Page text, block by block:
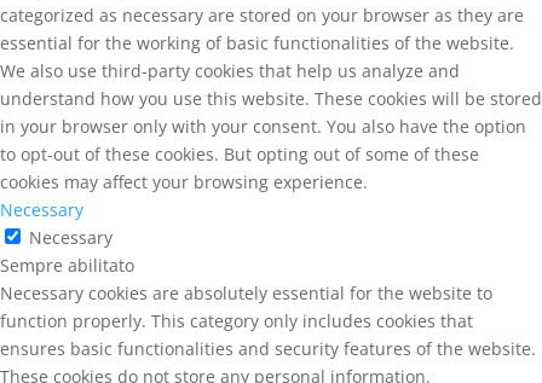
categorized as necessary are stored on your browser as they are
essential for the working of basic functionalities of the website.
We also use third-party cookies that help us analyze and
understand how you use this website. These cookies will be stored
in your browser only with your consent. You also have the option
to opt-out of these cookies. But opting out of some of these
cookies may affect your browsing experience.
Necessary
Necessary
Sempre abilitato
Necessary cookies are absolutely essential for the website to
function properly. This category only includes cookies that
ensures basic functionalities and security features of the website.
These cookies do not store any personal information.